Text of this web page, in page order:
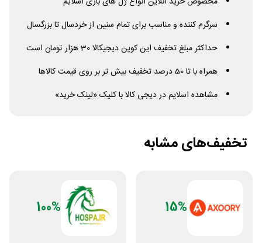
سرگرم کننده و مناسب برای تمام سنین از خردسال تا بزرگسال
حداکثر مبلغ تخفیف این کوپن دیجیکالا 30 هزار تومان است
همراه با تا 50 درصد تخفیف بیش تر بر روی قیمت کالاها
مشاهده اسلایم در دیجی کالا با کلیک «لینک خرید»
تخفیف‌های مشابه
15%
100%